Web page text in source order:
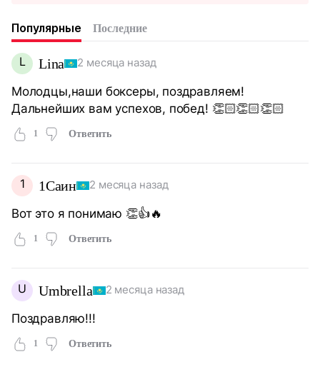
Популярные Последние
L Lina 2 месяца назад
Молодцы,наши боксеры, поздравляем!
Дальнейших вам успехов, побед! 👏🏻👏🏻👏🏻
1 Ответить
1 1Саин 2 месяца назад
Вот это я понимаю 👏👍🔥
1 Ответить
U Umbrella 2 месяца назад
Поздравляю!!!
1 Ответить